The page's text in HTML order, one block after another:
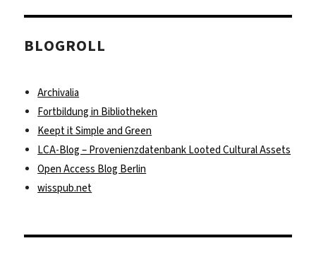
BLOGROLL
Archivalia
Fortbildung in Bibliotheken
Keept it Simple and Green
LCA-Blog – Provenienzdatenbank Looted Cultural Assets
Open Access Blog Berlin
wisspub.net